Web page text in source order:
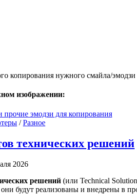
копирования нужного смайла/
изображении:
эмодзи для копирования
/Разное
технических решений
2026
решений (или Technical
будут реализованы и внедрены в